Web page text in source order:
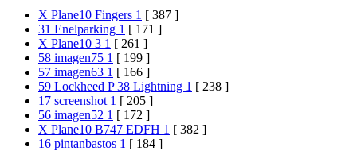
X Plane10 Fingers 1 [ 387 ]
31 Enelparking 1 [ 171 ]
X Plane10 3 1 [ 261 ]
58 imagen75 1 [ 199 ]
57 imagen63 1 [ 166 ]
59 Lockheed P 38 Lightning 1 [ 238 ]
17 screenshot 1 [ 205 ]
56 imagen52 1 [ 172 ]
X Plane10 B747 EDFH 1 [ 382 ]
16 pintanbastos 1 [ 184 ]